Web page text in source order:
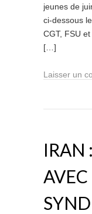
jeunes de
ci-dessous
CGT, FSU
[…]
Laisser un
IRAN
AVEC